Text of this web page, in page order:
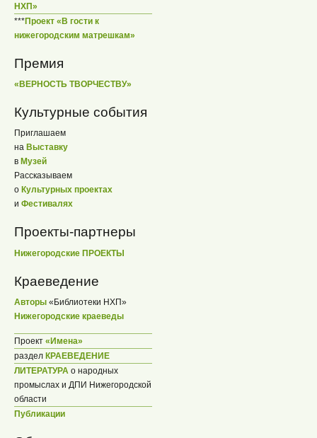
НХП»
***Проект «В гости к
нижегородским матрешкам»
Премия
«ВЕРНОСТЬ ТВОРЧЕСТВУ»
Культурные события
Приглашаем
на Выставку
в Музей
Рассказываем
о Культурных проектах
и Фестивалях
Проекты-партнеры
Нижегородские ПРОЕКТЫ
Краеведение
Авторы «Библиотеки НХП»
Нижегородские краеведы
Проект «Имена»
раздел КРАЕВЕДЕНИЕ
ЛИТЕРАТУРА о народных
промыслах и ДПИ Нижегородской
области
Публикации